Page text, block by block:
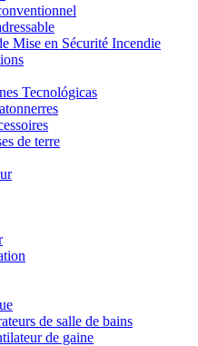
Mise en Sécurité Incendie
Tecnológicas
de terre
de salle de bains
de gaine